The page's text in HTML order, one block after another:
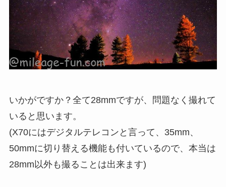
いかがですか？全て28mmですが、問題なく撮れて
いると思います。
(X70にはデジタルテレコンと言って、35mm、
50mmに切り替える機能も付いているので、本当は
28mm以外も撮ることは出来ます)